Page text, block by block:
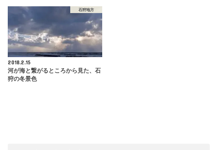
石狩地方
2018.2.15
河が海と繋がるところから見た、石
狩の冬景色